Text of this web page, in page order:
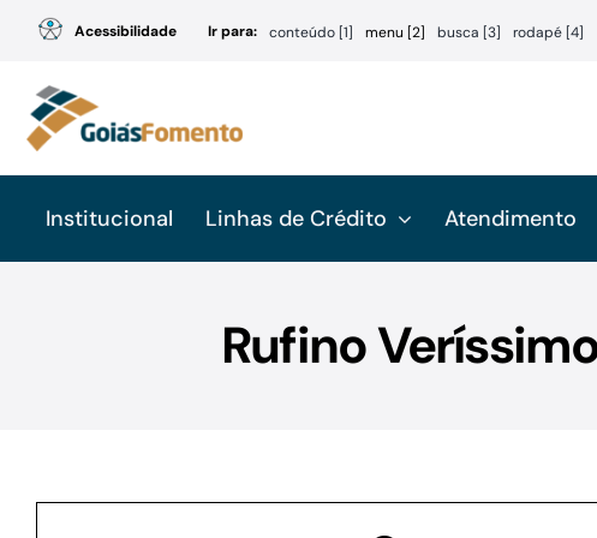
conteúdo
Acessibilidade Ir para: conteúdo [1] menu [2] busca [3] rodapé [4]
Institucional Linhas de Crédito Atendimento
Rufino